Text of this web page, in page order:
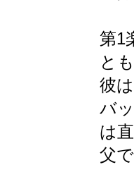
第1
と
彼
バ
は
父